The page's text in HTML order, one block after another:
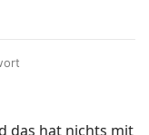
das hat nichts mit